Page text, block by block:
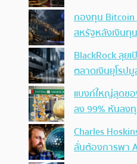
กองทุน Bitcoin
สหรัฐหลังเงินทุ
BlackRock ลุย
ตลาดเงินยุโรป
แบงก์ใหญ่สุดข
ลง 99% หันลง
Charles
ลั่นต้องการพา